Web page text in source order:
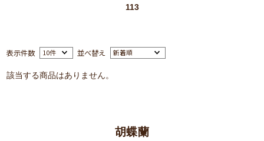
113
表示件数 並べ替え
該当する商品はありません。
胡蝶蘭